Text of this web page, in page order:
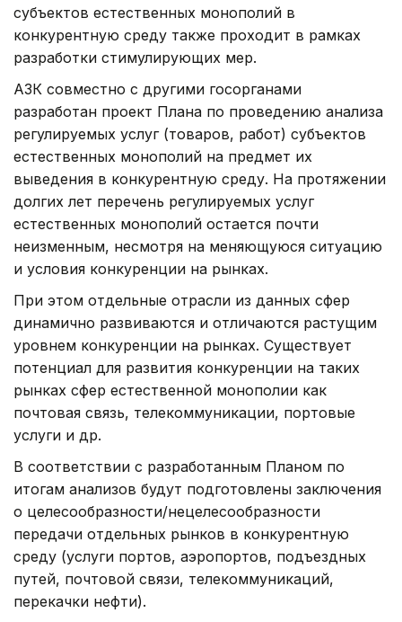
субъектов естественных монополий в
конкурентную среду также проходит в рамках
разработки стимулирующих мер.
АЗК совместно с другими госорганами
разработан проект Плана по проведению анализа
регулируемых услуг (товаров, работ) субъектов
естественных монополий на предмет их
выведения в конкурентную среду. На протяжении
долгих лет перечень регулируемых услуг
естественных монополий остается почти
неизменным, несмотря на меняющуюся ситуацию
и условия конкуренции на рынках.
При этом отдельные отрасли из данных сфер
динамично развиваются и отличаются растущим
уровнем конкуренции на рынках. Существует
потенциал для развития конкуренции на таких
рынках сфер естественной монополии как
почтовая связь, телекоммуникации, портовые
услуги и др.
В соответствии с разработанным Планом по
итогам анализов будут подготовлены заключения
о целесообразности/нецелесообразности
передачи отдельных рынков в конкурентную
среду (услуги портов, аэропортов, подъездных
путей, почтовой связи, телекоммуникаций,
перекачки нефти).